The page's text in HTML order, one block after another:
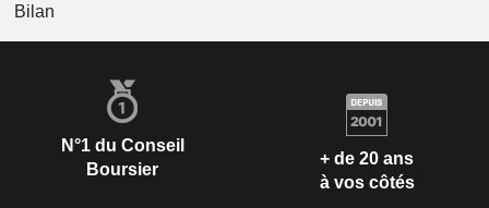
Bilan
N°1 du Conseil
Boursier
+ de 20 ans
à vos côtés